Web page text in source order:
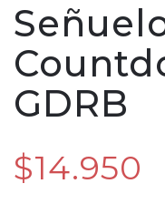
GDRB
$14.950